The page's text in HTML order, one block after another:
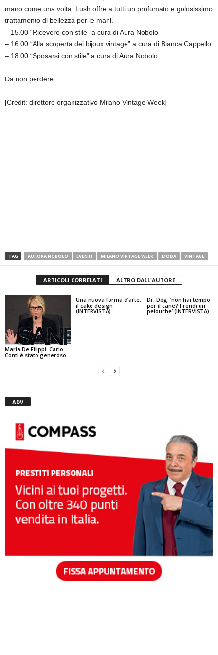
mano come una volta. Lush offre a tutti un profumato e golosissimo
trattamento di bellezza per le mani.
– 15.00 “Ricevere con stile” a cura di Aura Nobolo
– 16.00 “Alla scoperta dei bijoux vintage” a cura di Bianca Cappello
– 18.00 “Sposarsi con stile” a cura di Aura Nobolo.
Da non perdere.
[Credit: direttore organizzativo Milano Vintage Week]
TAG AURORA NOBOLO EVENTI MILANO VINTAGE WEEK MODA VINTAGE
ARTICOLI CORRELATI ALTRO DALL'AUTORE
Maria De Filippi: Carlo
Conti è stato generoso
Una nuova forma d’arte,
il cake design
(INTERVISTA)
Dr. Dog: ‘non hai tempo
per il cane? Prendi un
pelouche’ (INTERVISTA)
ADV